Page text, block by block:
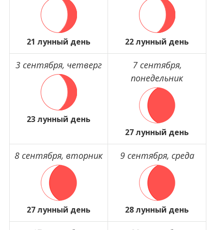
21 лунный день 22 лунный день
3 сентября, четверг
23 лунный день
7 сентября,
понедельник
27 лунный день
8 сентября, вторник
27 лунный день
9 сентября, среда
28 лунный день